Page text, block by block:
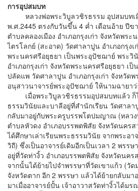
การอุปสมบท
หลวงพ่อพระวิบูลวชิรธรรม อุปสมบทเ
พ.ศ.2445 ตรงกับวันขึ้น 4 ค่ำ เดือนอ้าย
ตำบลคลองเมือง อำเภอกรุงเก่า จังหวัดพร
ไตรโลกย์ (สะอาด) วัดศาลาปูน อำเภอกรุงเ
พระนครศรีอยุธยา เป็นพระอุปัชฌาย์ พระวิ
อำเภอกรุงเก่า จังหวัดพระนครศรีอยุธยา เ
ปลัดแพ วัดศาลาปูน อำเภอกรุงเก่า จังหวัด
อนุสาวนาจารย์พระอุปัชฌาย์ ให้นามฉายาว่
เมื่อพระวิบูลวชิรธรรมอุปสมบทแล้ว ก็ไ
ธรรมวินัยและบาลีอยู่ที่สำนักเรียน วัดศาลา
กลับมาอยู่กับพระครูบรรพโตปมญาณ (หลวง
ตำบลหัวดง อำเภอบรรพตพิสัย จังหวัดนคร
ได้ศึกษาเล่าเรียนพระธรรมวินัย จากพระอ
วิถี) ซึ่งเป็นอาจารย์เดิมอีกเป็นเวลา 2 พรร
อยู่ที่วัดท่างิ้ว อำเภอบรรพตพิสัย จังหวัดนคร
จากนั้นได้ย้ายไปจำพรรษาที่วัดเขาแก้ว (วั
จังหวัดตาก อีก 2 พรรษา แล้วได้ย้ายกลับมา
มาเมื่ออาจารย์ปั้น เจ้าอาวาสวัดท่างิ้วได้ม